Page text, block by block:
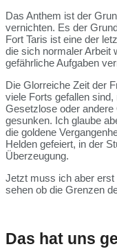
Das Anthem ist der
vernichten. Es der
Fort Taris ist eine der
die sich normaler Arbeit
gefährliche Aufgaben
Die Glorreiche Zeit der
viele Forts gefallen
Gesetzlose oder
gesunken. Ich glaube
die goldene
Helden gefeiert, in der
Überzeugung.
Jetzt muss ich aber
sehen ob die Grenzen
Das hat uns